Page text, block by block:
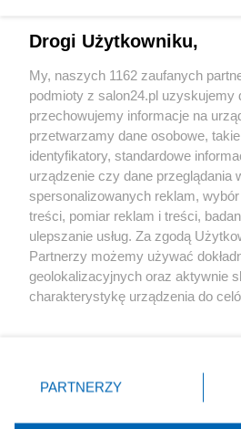
Sport
Społeczeństwo
Kultura
X Facebook
Drogi Użytkowniku,
My, naszych 1162 zaufanych
podmioty z salon24.pl uzyskujemy
przechowujemy informacje na
przetwarzamy dane osobowe,
identyfikatory, standardowe
urządzenie czy dane przeglądania
spersonalizowanych reklam,
treści, pomiar reklam i treści,
ulepszanie usług. Za zgodą
Partnerzy możemy używać
geolokalizacyjnych oraz aktywnie
charakterystykę urządzenia do
zmienić/wycofać klikając przycisk
znajdujący się w lewym dolnym
rodzaje przetwarzania danych nie
PARTNERZY